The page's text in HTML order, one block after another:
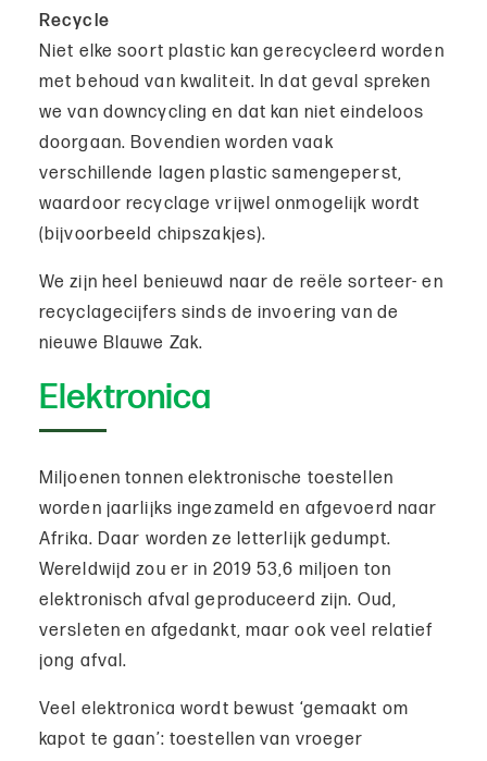
Recycle
Niet elke soort plastic kan gerecycleerd worden
met behoud van kwaliteit. In dat geval spreken
we van downcycling en dat kan niet eindeloos
doorgaan. Bovendien worden vaak
verschillende lagen plastic samengeperst,
waardoor recyclage vrijwel onmogelijk wordt
(bijvoorbeeld chipszakjes).
We zijn heel benieuwd naar de reële sorteer- en
recyclagecijfers sinds de invoering van de
nieuwe Blauwe Zak.
Elektronica
Miljoenen tonnen elektronische toestellen
worden jaarlijks ingezameld en afgevoerd naar
Afrika. Daar worden ze letterlijk gedumpt.
Wereldwijd zou er in 2019 53,6 miljoen ton
elektronisch afval geproduceerd zijn. Oud,
versleten en afgedankt, maar ook veel relatief
jong afval.
Veel elektronica wordt bewust ‘gemaakt om
kapot te gaan’: toestellen van vroeger